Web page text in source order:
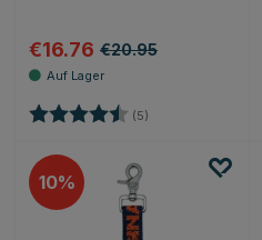
€16.76 €20.95
Bewertung: (5)
10